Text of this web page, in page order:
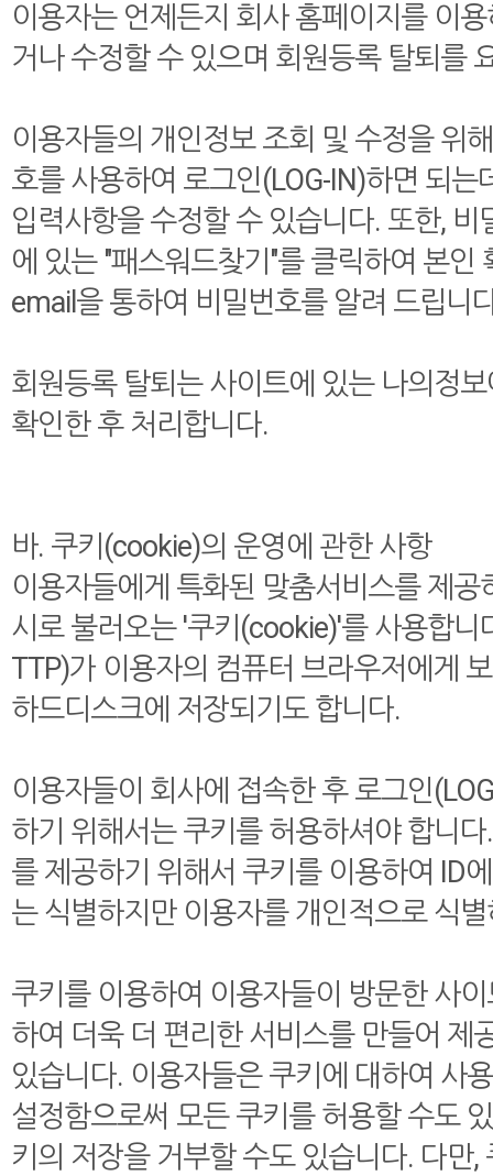
이용자는 언제든지 회사 홈페이지를 이
거나 수정할 수 있으며 회원등록 탈퇴를
이용자들의 개인정보 조회 및 수정을 위
호를 사용하여 로그인(LOG-IN)하면 되
입력사항을 수정할 수 있습니다. 또한,
에 있는 "패스워드찾기"를 클릭하여 본
email을 통하여 비밀번호를 알려 드립니
회원등록 탈퇴는 사이트에 있는 나의정
확인한 후 처리합니다.
바. 쿠키(cookie)의 운영에 관한 사항
이용자들에게 특화된 맞춤서비스를 제
시로 불러오는 '쿠키(cookie)'를 사용합
TTP)가 이용자의 컴퓨터 브라우저에게
하드디스크에 저장되기도 합니다.
이용자들이 회사에 접속한 후 로그인
하기 위해서는 쿠키를 허용하셔야 합니
를 제공하기 위해서 쿠키를 이용하여 ID
는 식별하지만 이용자를 개인적으로 식
쿠키를 이용하여 이용자들이 방문한 사
하여 더욱 더 편리한 서비스를 만들어 제
있습니다. 이용자들은 쿠키에 대하여 사
설정함으로써 모든 쿠키를 허용할 수도
키의 저장을 거부할 수도 있습니다. 다만